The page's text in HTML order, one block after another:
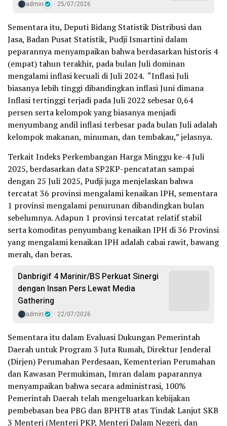
admin 25/07/2026
Sementara itu, Deputi Bidang Statistik Distribusi dan
Jasa, Badan Pusat Statistik, Pudji Ismartini dalam
peparannya menyampaikan bahwa berdasarkan historis 4
(empat) tahun terakhir, pada bulan Juli dominan
mengalami inflasi kecuali di Juli 2024. “Inflasi Juli
biasanya lebih tinggi dibandingkan inflasi Juni dimana
Inflasi tertinggi terjadi pada Juli 2022 sebesar 0,64
persen serta kelompok yang biasanya menjadi
menyumbang andil inflasi terbesar pada bulan Juli adalah
kelompok makanan, minuman, dan tembakau,” jelasnya.
Terkait Indeks Perkembangan Harga Minggu ke-4 Juli
2025, berdasarkan data SP2KP-pencatatan sampai
dengan 25 Juli 2025, Pudji juga menjelaskan bahwa
tercatat 36 provinsi mengalami kenaikan IPH, sementara
1 provinsi mengalami penurunan dibandingkan bulan
sebelumnya. Adapun 1 provinsi tercatat relatif stabil
serta komoditas penyumbang kenaikan IPH di 36 Provinsi
yang mengalami kenaikan IPH adalah cabai rawit, bawang
merah, dan beras.
Danbrigif 4 Marinir/BS Perkuat Sinergi
dengan Insan Pers Lewat Media
Gathering
admin 22/07/2026
Sementara itu dalam Evaluasi Dukungan Pemerintah
Daerah untuk Program 3 Juta Rumah, Direktur Jenderal
(Dirjen) Perumahan Perdesaan, Kementerian Perumahan
dan Kawasan Permukiman, Imran dalam paparannya
menyampaikan bahwa secara administrasi, 100%
Pemerintah Daerah telah mengeluarkan kebijakan
pembebasan bea PBG dan BPHTB atas Tindak Lanjut SKB
3 Menteri (Menteri PKP, Menteri Dalam Negeri, dan